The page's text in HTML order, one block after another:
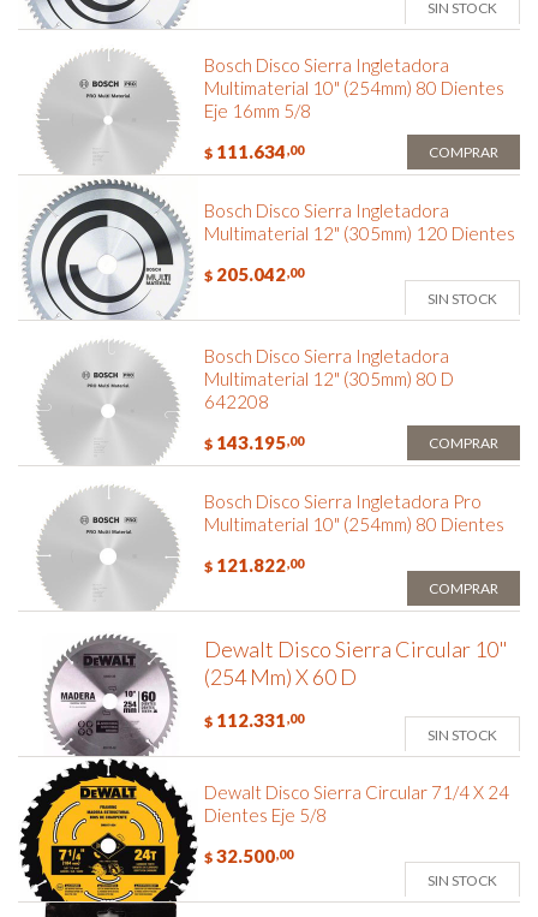
SIN STOCK
Bosch Disco Sierra Ingletadora
Multimaterial 10" (254mm) 80 Dientes
Eje 16mm 5/8
$ 111.634,00 COMPRAR
Bosch Disco Sierra Ingletadora
Multimaterial 12" (305mm) 120 Dientes
$ 205.042,00
SIN STOCK
Bosch Disco Sierra Ingletadora
Multimaterial 12" (305mm) 80 D
642208
$ 143.195,00 COMPRAR
Bosch Disco Sierra Ingletadora Pro
Multimaterial 10" (254mm) 80 Dientes
$ 121.822,00
COMPRAR
Dewalt Disco Sierra Circular 10"
(254 Mm) X 60 D
$ 112.331,00
SIN STOCK
Dewalt Disco Sierra Circular 71/4 X 24
Dientes Eje 5/8
$ 32.500,00
SIN STOCK